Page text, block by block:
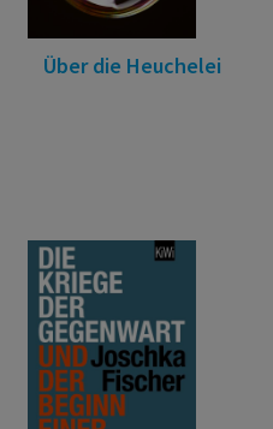
Über die Heuchelei